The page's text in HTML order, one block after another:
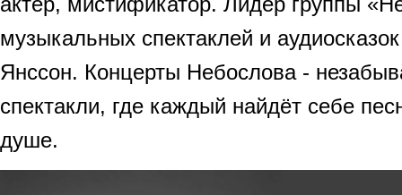
музыкальных спектаклей и
Янссон. Концерты Небослова -
спектакли, где каждый найдёт себе
душе.